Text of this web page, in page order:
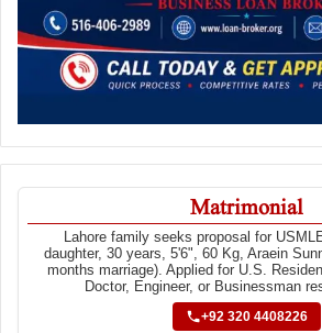
Matrimonial
Lahore family seeks proposal for
daughter, 30 years, 5'6", 60 Kg, Araein
months marriage). Applied for U.S.
Doctor, Engineer, or Businessman
+92 320 4408226